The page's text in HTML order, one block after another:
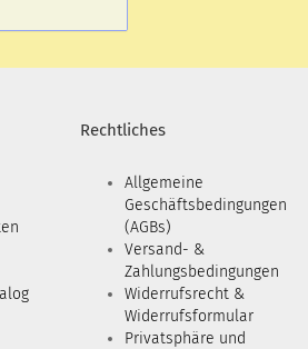
Rechtliches
Allgemeine
Geschäftsbedingungen
(AGBs)
Versand- &
Zahlungsbedingungen
Widerrufsrecht &
Widerrufsformular
Privatsphäre und